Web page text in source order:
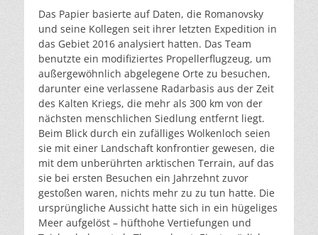
Das Papier basierte auf Daten, die Romanovsky
und seine Kollegen seit ihrer letzten Expedition in
das Gebiet 2016 analysiert hatten. Das Team
benutzte ein modifiziertes Propellerflugzeug, um
außergewöhnlich abgelegene Orte zu besuchen,
darunter eine verlassene Radarbasis aus der Zeit
des Kalten Kriegs, die mehr als 300 km von der
nächsten menschlichen Siedlung entfernt liegt.
Beim Blick durch ein zufälliges Wolkenloch seien
sie mit einer Landschaft konfrontier gewesen, die
mit dem unberührten arktischen Terrain, auf das
sie bei ersten Besuchen ein Jahrzehnt zuvor
gestoßen waren, nichts mehr zu zu tun hatte. Die
ursprüngliche Aussicht hatte sich in ein hügeliges
Meer aufgelöst – hüfthohe Vertiefungen und